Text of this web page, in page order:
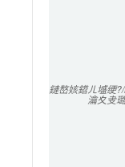
鏈嶅姟鍣ㄦ墭绠
瀹夊叏